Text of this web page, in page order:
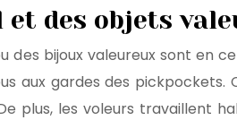
des objets
des bijoux valeureux sont en
aux gardes des
plus, les voleurs travaillent